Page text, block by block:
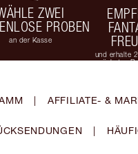
ZWEI
PROBEN
an der Kasse
und erhalte
nächsten
| AFFILIATE- &
|